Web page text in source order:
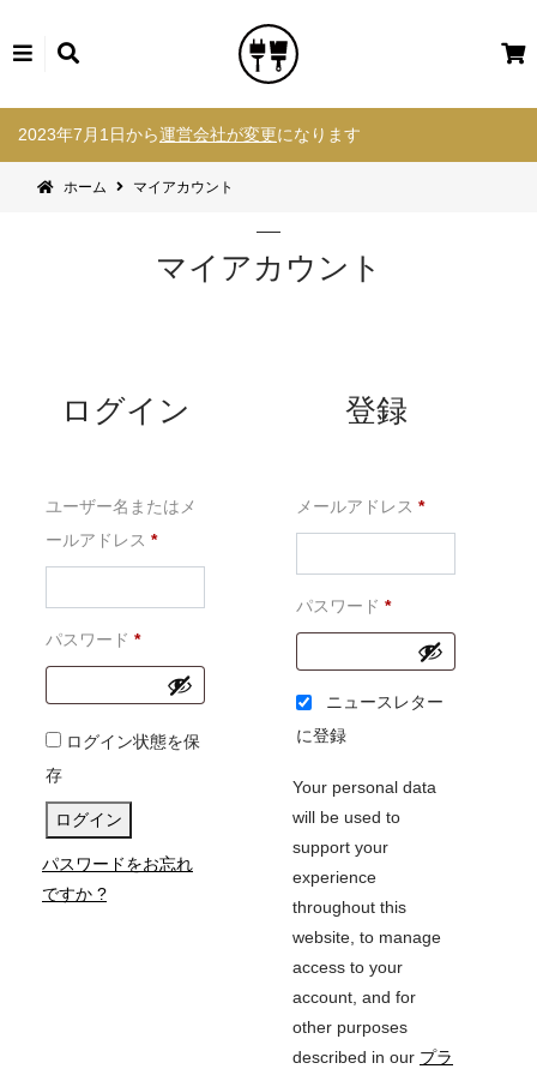
カ
2023年7月1日から運営会社が変更になります
ホーム マイアカウント
マイアカウント
ログイン
ユーザー名またはメ
ールアドレス *必
須
パスワード *必
須
ログイン状態を保
存
ログイン
パスワードをお忘れ
ですか ?
登録
メールアドレス *必
須
パスワード *必
須
ニュースレター
に登録
Your personal data
will be used to
support your
experience
throughout this
website, to manage
access to your
account, and for
other purposes
described in our プラ